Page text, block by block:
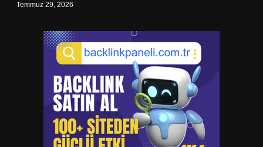
Temmuz 29, 2026